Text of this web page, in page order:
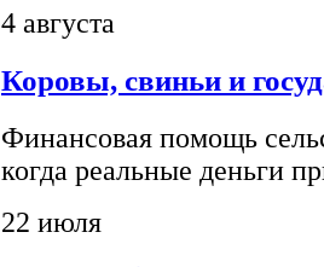
4 августа
Коровы, свиньи и
Финансовая помощь
когда реальные деньги
22 июля